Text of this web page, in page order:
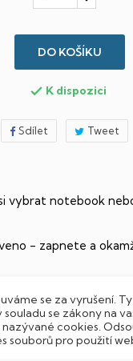
DO KOŠÍKU
 K dispozici
Sdílet Tweet
vybrat notebook
- zapnete a
se za vyrušení.
souladu se zákony na
cookies.
souborů pro použití